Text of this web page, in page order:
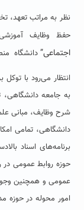
نظر به مراتب تعهد،
حفظ وظایف
اجتماعی” دانشگاه
انتظار می‌رود با
به جامعه
شرح وظایف، مبانی
دانشگاهی، تمامی
برنامه‌های اسناد
حوزه روابط عمومی در
عمومی و همچنین
امور محوله در حوزه